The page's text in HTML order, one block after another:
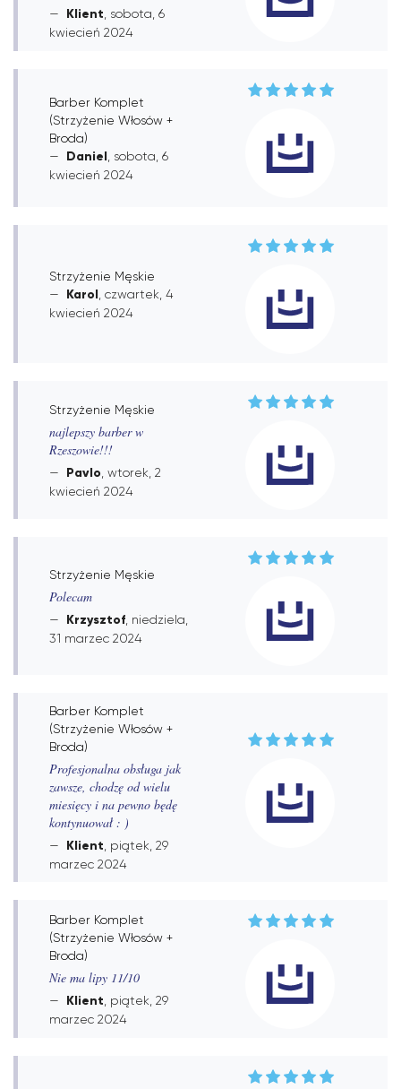
Klient , sobota, 6
kwiecień 2024
Barber Komplet
(Strzyżenie Włosów +
Broda)
Daniel , sobota, 6
kwiecień 2024
Strzyżenie Męskie
Karol , czwartek, 4
kwiecień 2024
Strzyżenie Męskie
najlepszy barber w
Rzeszowie!!!
Pavlo , wtorek, 2
kwiecień 2024
Strzyżenie Męskie
Polecam
Krzysztof , niedziela,
31 marzec 2024
Barber Komplet
(Strzyżenie Włosów +
Broda)
Profesjonalna obsługa jak
zawsze, chodzę od wielu
miesięcy i na pewno będę
kontynuował : )
Klient , piątek, 29
marzec 2024
Barber Komplet
(Strzyżenie Włosów +
Broda)
Nie ma lipy 11/10
Klient , piątek, 29
marzec 2024